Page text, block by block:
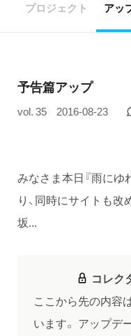
プロジェクト アッ
予告篇アップ
vol. 35 2016-08-23
みなさま本日『雨にゆ
り、同時にサイトも改
坂...
コレク
ここから先の内容
います。 アップデ